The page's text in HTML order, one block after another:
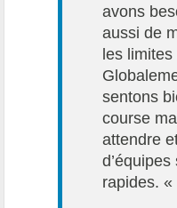
avons
aussi de
les
sentons
course
attendre
rapides. «